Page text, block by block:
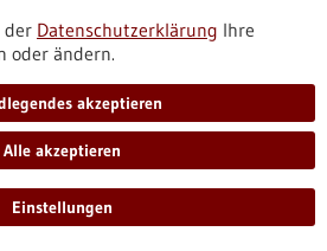
Forschung
neue-einblicke-die-
und-dreidimensional
der Datenschutzerklärung Ihre
oder ändern.
akzeptieren
Alle akzeptieren
Einstellungen